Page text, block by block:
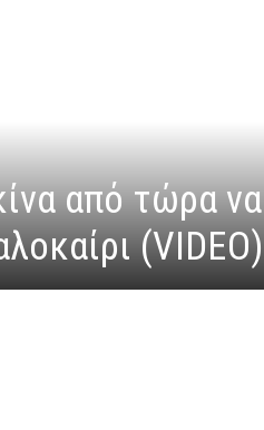
από τώρα να
(VIDEO)